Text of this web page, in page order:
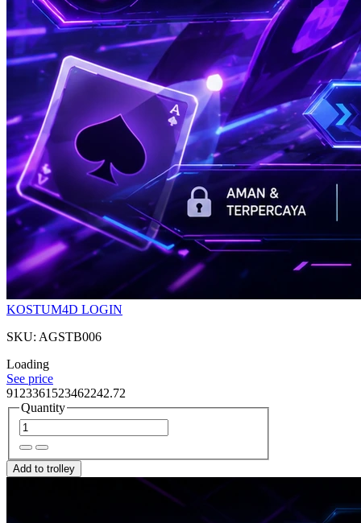
KOSTUM4D LOGIN
SKU: AGSTB006
Loading
See price
9123361523462242.72
Quantity
Add to trolley